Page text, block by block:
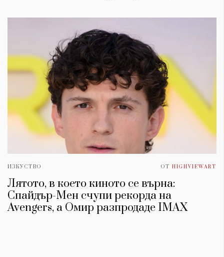
ИЗКУСТВО ОТ HIGHVIEWART
Лятото, в което киното се върна:
Спайдър-Мен счупи рекорда на
Avengers, а Омир разпродаде IMAX